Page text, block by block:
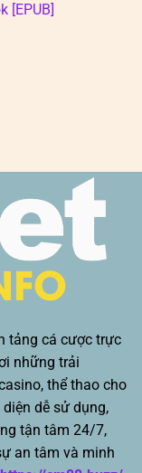
[EPUB]
tảng cá cược trực
những trải
thể thao cho
dễ sử dụng,
tận tâm 24/7,
an tâm và minh